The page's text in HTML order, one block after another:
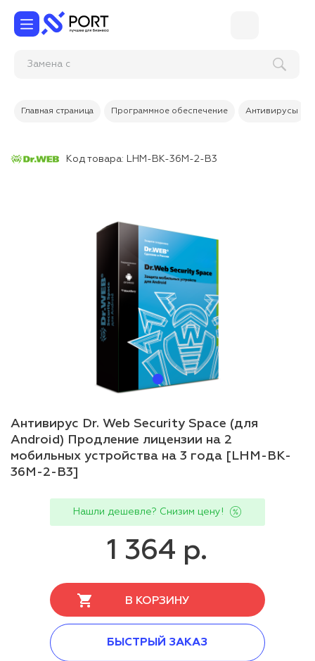
Главная страница Программное обеспечение Антивирусы
Код товара: LHM-BK-36M-2-B3
Антивирус Dr. Web Security Space (для
Android) Продление лицензии на 2
мобильных устройства на 3 года [LHM-BK-
36M-2-B3]
Нашли дешевле? Снизим цену!
1 364 р.
В КОРЗИНУ
БЫСТРЫЙ ЗАКАЗ